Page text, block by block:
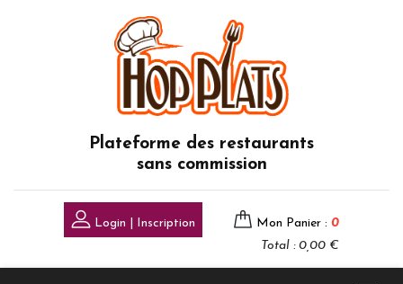
Plateforme des restaurants
sans commission
Login | Inscription Mon Panier : 0
Total : 0,00 €